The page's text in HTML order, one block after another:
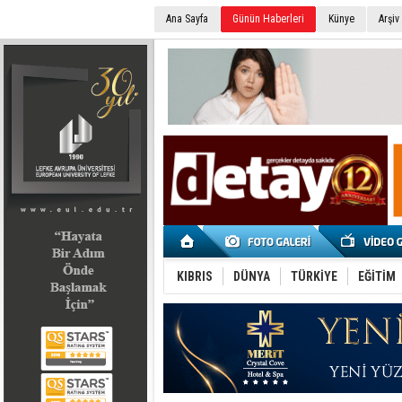
Ana Sayfa Günün Haberleri Künye Arşiv
KIBRIS DÜNYA TÜRKİYE EĞİTİM